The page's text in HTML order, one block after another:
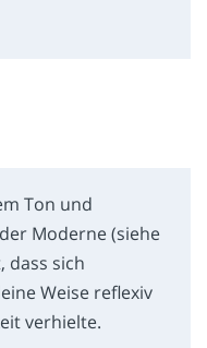
Ton und
Moderne (siehe
dass sich
Weise reflexiv
verhielte.